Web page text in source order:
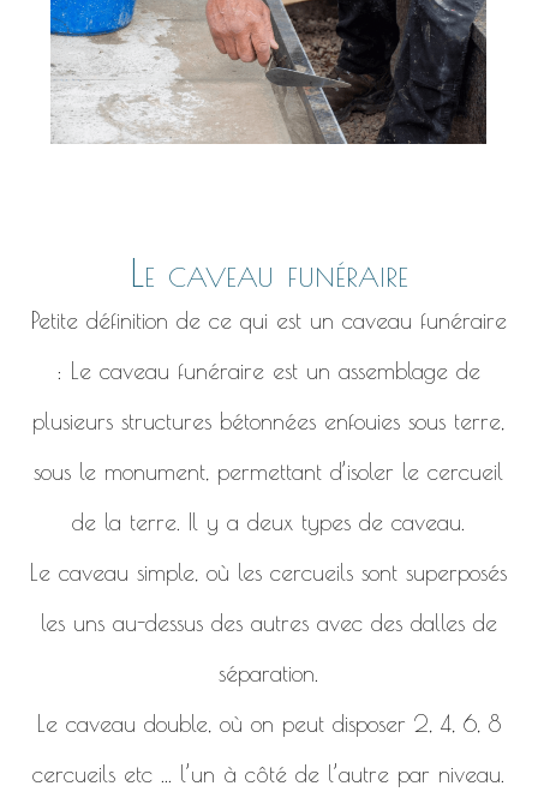
Le caveau funéraire
Petite définition de ce qui est un caveau funéraire
: Le caveau funéraire est un assemblage de
plusieurs structures bétonnées enfouies sous terre,
sous le monument, permettant d’isoler le cercueil
de la terre. Il y a deux types de caveau.
Le caveau simple, où les cercueils sont superposés
les uns au-dessus des autres avec des dalles de
séparation.
Le caveau double, où on peut disposer 2, 4, 6, 8
cercueils etc ... l’un à côté de l’autre par niveau.